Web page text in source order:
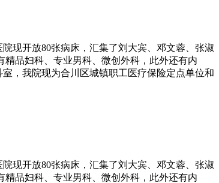
现开放80张病床，汇集了刘大宾、邓文蓉、张淑
品妇科、专业男科、微创外科，此外还有内
，我院现为合川区城镇职工医疗保险定点单位和
现开放80张病床，汇集了刘大宾、邓文蓉、张淑
品妇科、专业男科、微创外科，此外还有内